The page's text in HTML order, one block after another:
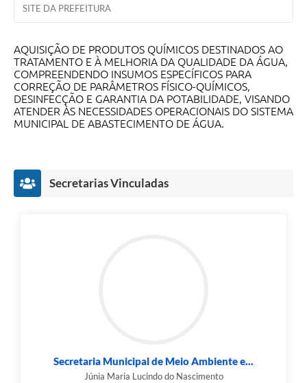
SITE DA PREFEITURA
AQUISIÇÃO DE PRODUTOS QUÍMICOS DESTINADOS AO
TRATAMENTO E À MELHORIA DA QUALIDADE DA ÁGUA,
COMPREENDENDO INSUMOS ESPECÍFICOS PARA
CORREÇÃO DE PARÂMETROS FÍSICO-QUÍMICOS,
DESINFECÇÃO E GARANTIA DA POTABILIDADE, VISANDO
ATENDER ÀS NECESSIDADES OPERACIONAIS DO SISTEMA
MUNICIPAL DE ABASTECIMENTO DE ÁGUA.
Secretarias Vinculadas
Secretaria Municipal de Meio Ambiente e...
Júnia Maria Lucindo do Nascimento